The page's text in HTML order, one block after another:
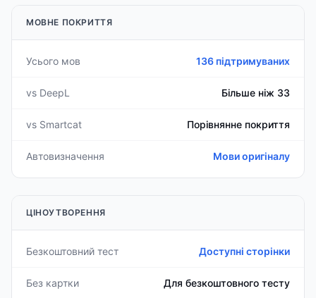
МОВНЕ ПОКРИТТЯ
Усього мов 136 підтримуваних
vs DeepL Більше ніж 33
vs Smartcat Порівнянне покриття
Автовизначення Мови оригіналу
ЦІНОУТВОРЕННЯ
Безкоштовний тест Доступні сторінки
Без картки Для безкоштовного тесту